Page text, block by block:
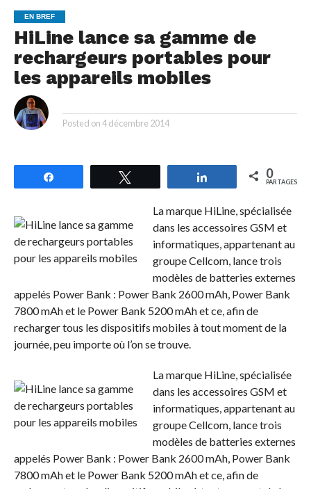
EN BREF
HiLine lance sa gamme de
rechargeurs portables pour
les appareils mobiles
Posted on4 décembre 2014
Partagez 0
PARTAGES
La marque HiLine, spécialisée
dans les accessoires GSM et
informatiques, appartenant au
groupe Cellcom, lance trois
modèles de batteries externes
appelés Power Bank : Power Bank 2600 mAh, Power Bank
7800 mAh et le Power Bank 5200 mAh et ce, afin de
recharger tous les dispositifs mobiles à tout moment de la
journée, peu importe où l’on se trouve.
La marque HiLine, spécialisée
dans les accessoires GSM et
informatiques, appartenant au
groupe Cellcom, lance trois
modèles de batteries externes
appelés Power Bank : Power Bank 2600 mAh, Power Bank
7800 mAh et le Power Bank 5200 mAh et ce, afin de